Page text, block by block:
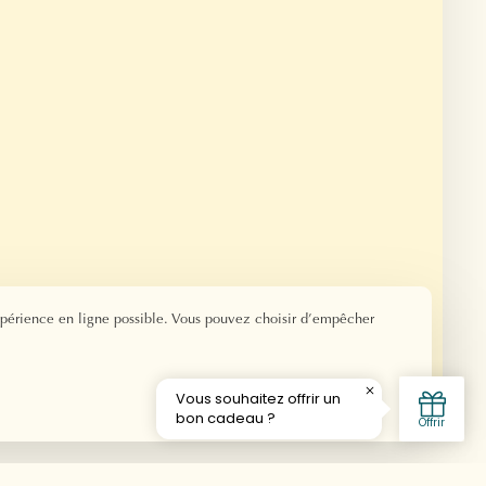
en ligne possible. Vous pouvez choisir d’empêcher